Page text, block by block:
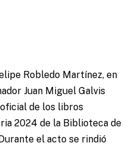
Robledo Martínez, en
Juan Miguel Galvis
de los libros
2024 de la Biblioteca de
el acto se rindió